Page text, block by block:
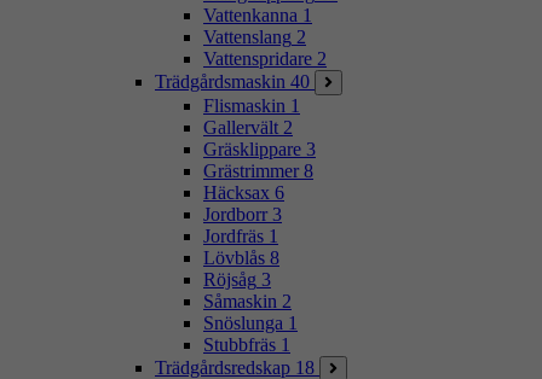
Vattenkanna 1
Vattenslang 2
Vattenspridare 2
Trädgårdsmaskin 40
Flismaskin 1
Gallervält 2
Gräsklippare 3
Grästrimmer 8
Häcksax 6
Jordborr 3
Jordfräs 1
Lövblås 8
Röjsåg 3
Såmaskin 2
Snöslunga 1
Stubbfräs 1
Trädgårdsredskap 18